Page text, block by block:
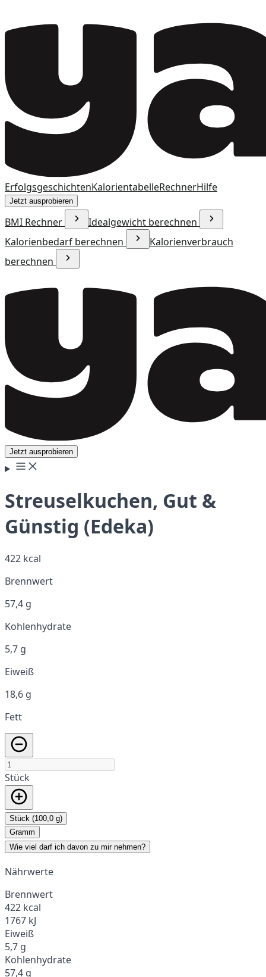
ErfolgsgeschichtenKalorientabelleRechnerHilfe
Jetzt ausprobieren
BMI Rechner
Idealgewicht berechnen
Kalorienbedarf berechnen
Kalorienverbrauch
berechnen
Jetzt ausprobieren
Streuselkuchen, Gut &
Günstig (Edeka)
422 kcal
Brennwert
57,4 g
Kohlenhydrate
5,7 g
Eiweiß
18,6 g
Fett
Stück
Stück (100,0 g)
Gramm
Wie viel darf ich davon zu mir nehmen?
Nährwerte
Brennwert
422 kcal
1767 kJ
Eiweiß
5,7 g
Kohlenhydrate
57,4 g